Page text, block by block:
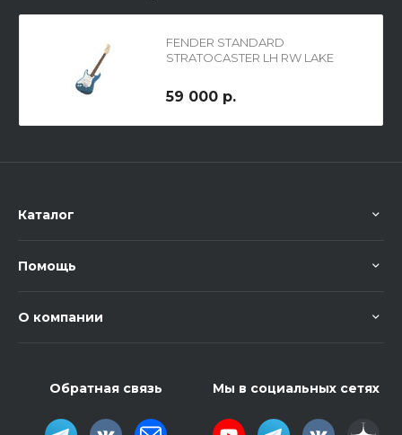
FENDER STANDARD
STRATOCASTER LH RW LAKE
электрогитара левосторонняя,
цвет - голубой
59 000 р.
Каталог
Помощь
О компании
Обратная связь Мы в социальных сетях